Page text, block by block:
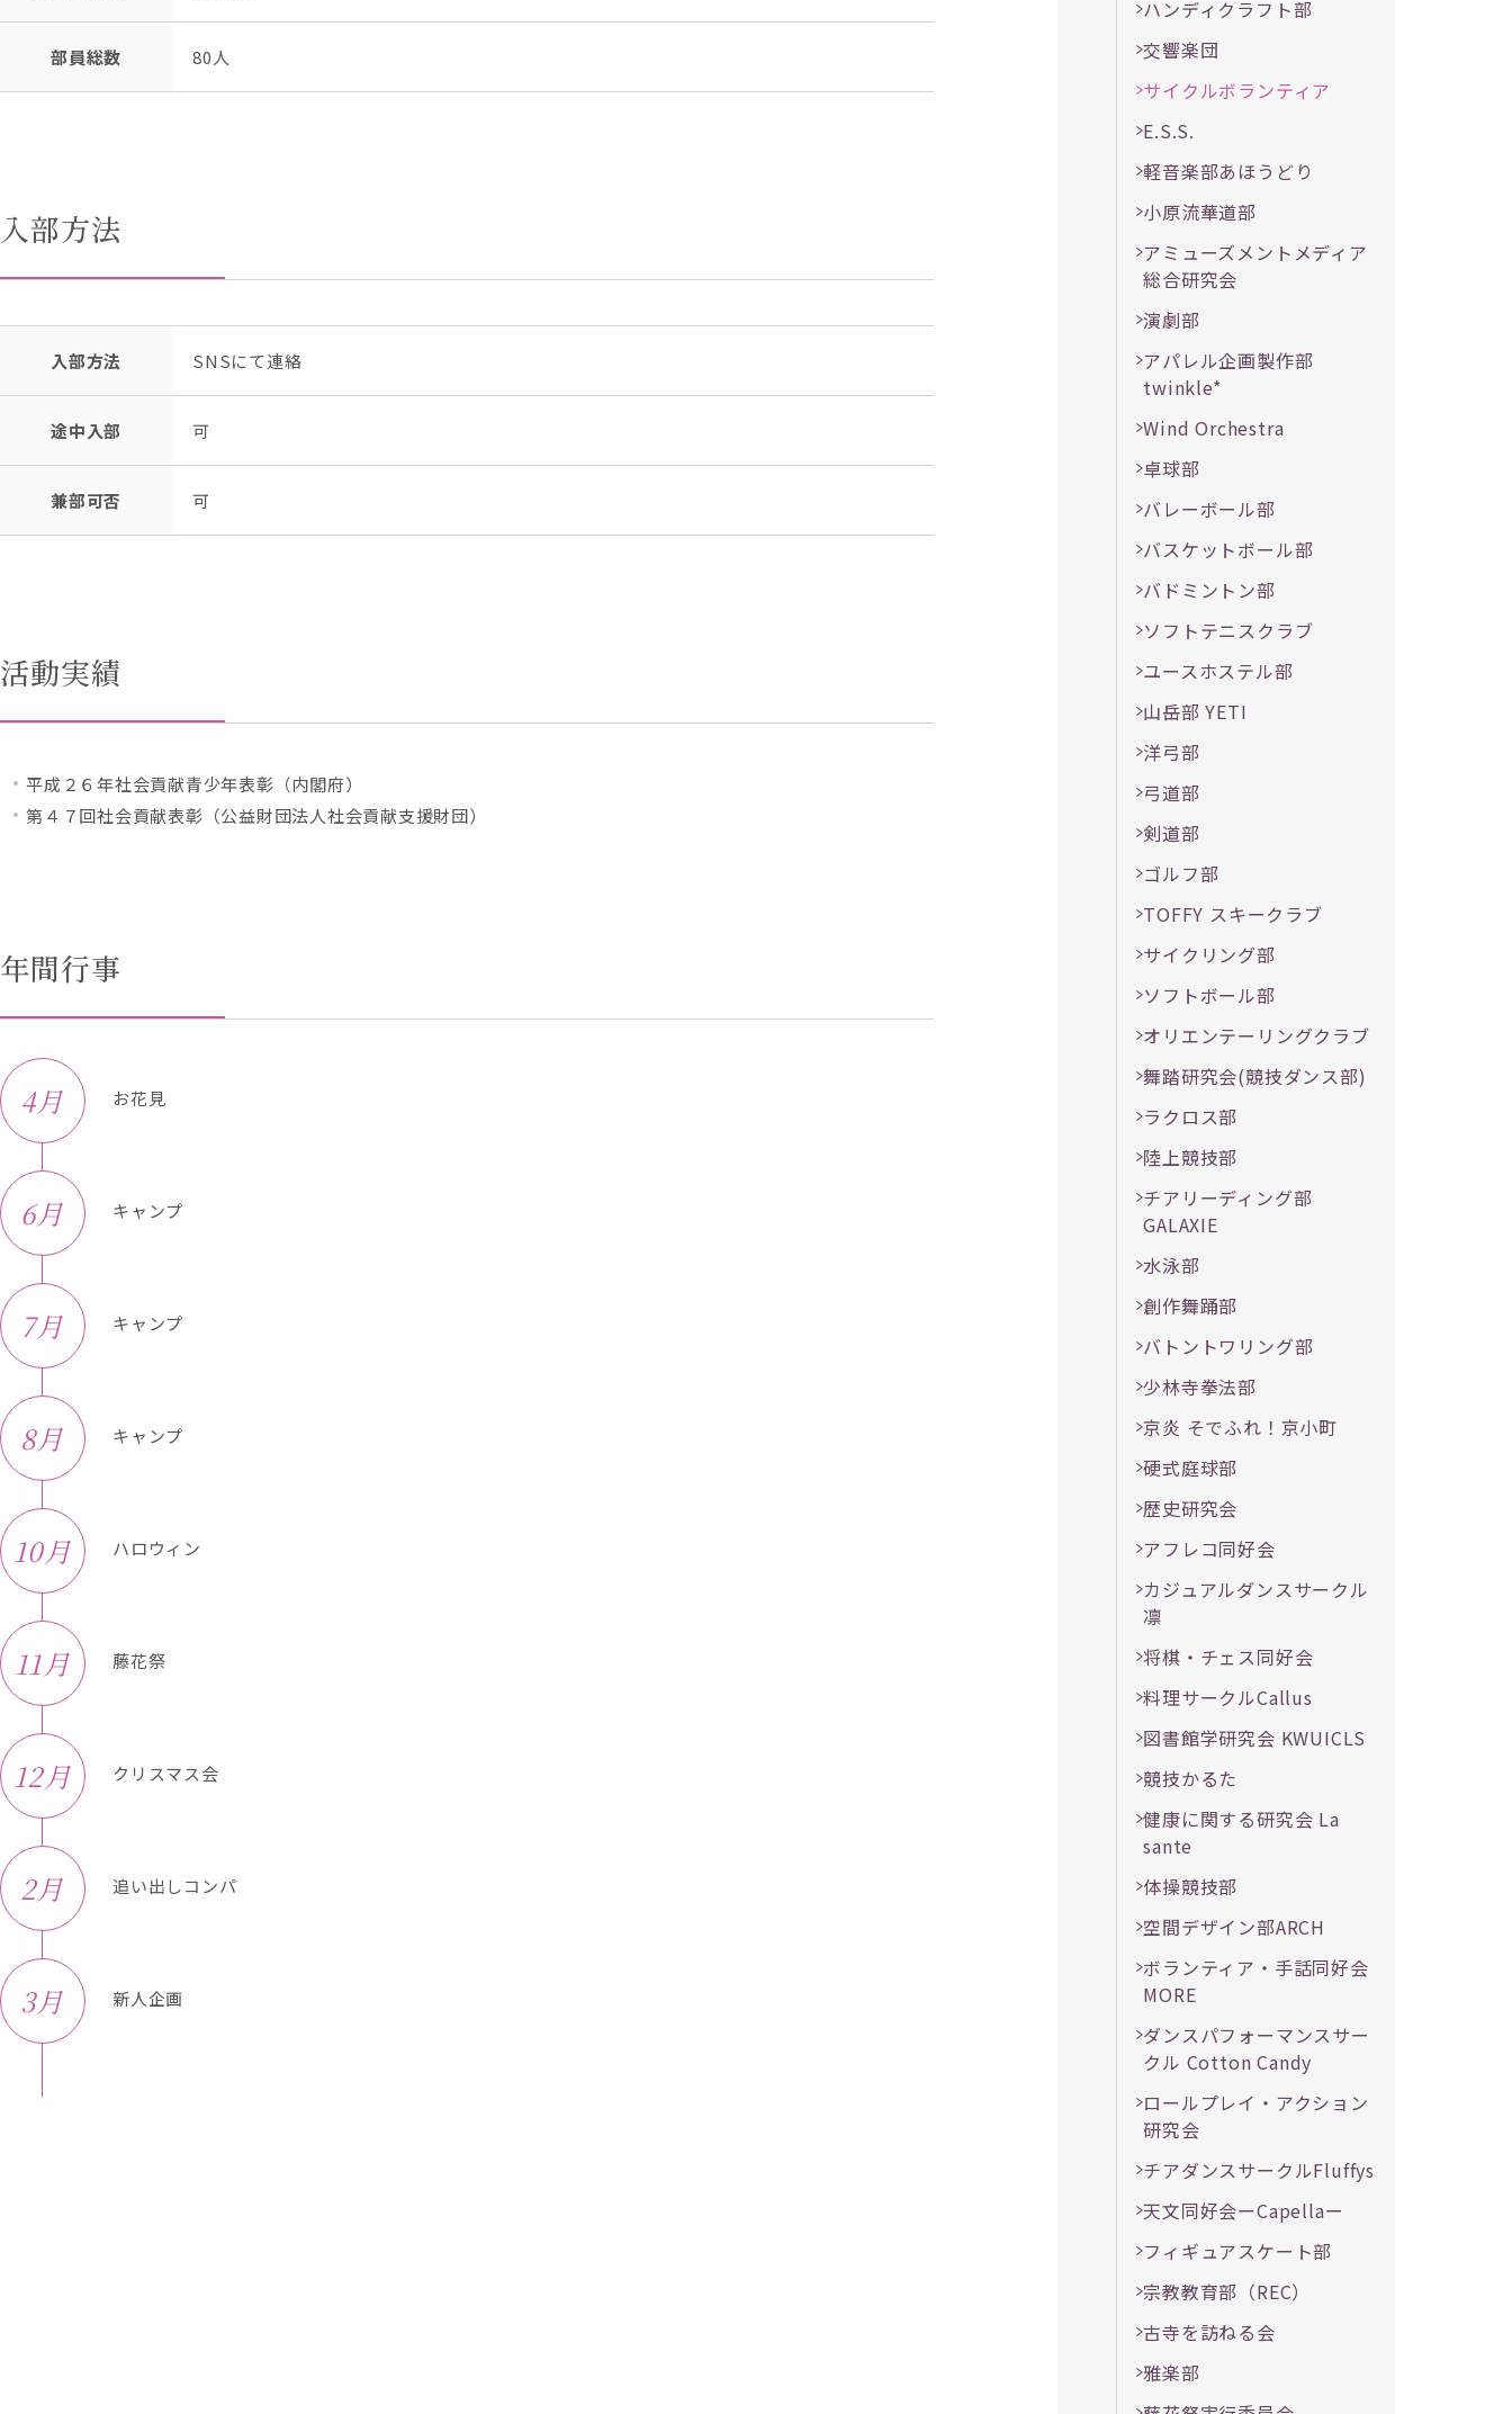
ハンディクラフト部
交響楽団
サイクルボランティア
E.S.S.
軽音楽部あほうどり
小原流華道部
アミューズメントメディア
総合研究会
演劇部
アパレル企画製作部
twinkle*
Wind Orchestra
卓球部
バレーボール部
バスケットボール部
バドミントン部
ソフトテニスクラブ
ユースホステル部
山岳部 YETI
洋弓部
弓道部
剣道部
ゴルフ部
TOFFY スキークラブ
サイクリング部
ソフトボール部
オリエンテーリングクラブ
舞踏研究会(競技ダンス部)
ラクロス部
陸上競技部
チアリーディング部
GALAXIE
水泳部
創作舞踊部
バトントワリング部
少林寺拳法部
京炎 そでふれ！京小町
硬式庭球部
歴史研究会
アフレコ同好会
カジュアルダンスサークル
凛
将棋・チェス同好会
料理サークルCallus
図書館学研究会 KWUICLS
競技かるた
健康に関する研究会 La
sante
体操競技部
空間デザイン部ARCH
ボランティア・手話同好会
MORE
ダンスパフォーマンスサー
クル Cotton Candy
ロールプレイ・アクション
研究会
チアダンスサークルFluffys
天文同好会ーCapellaー
フィギュアスケート部
宗教教育部（REC）
古寺を訪ねる会
雅楽部
部員総数 80人
入部方法
入部方法 SNSにて連絡
途中入部 可
兼部可否 可
活動実績
平成２６年社会貢献青少年表彰（内閣府）
第４７回社会貢献表彰（公益財団法人社会貢献支援財団）
年間行事
4月 お花見
6月 キャンプ
7月 キャンプ
8月 キャンプ
10月 ハロウィン
11月 藤花祭
12月 クリスマス会
2月 追い出しコンパ
3月 新人企画